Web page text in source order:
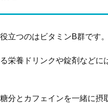
立つのはビタミンB群です。
栄養ドリンクや錠剤などに
分とカフェインを一緒に摂